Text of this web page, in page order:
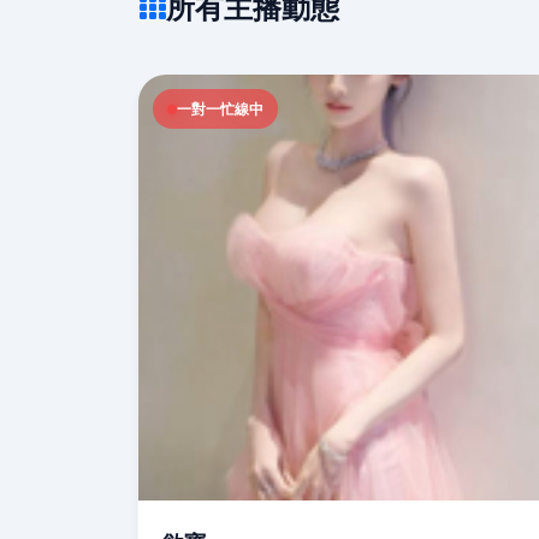
一對一忙線中